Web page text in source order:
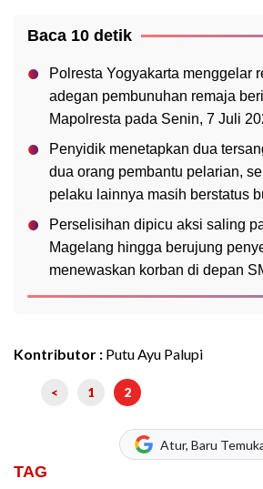
Baca 10 detik
Polresta Yogyakarta menggelar
adegan pembunuhan remaja
Mapolresta pada Senin, 7 Juli
Penyidik menetapkan dua
dua orang pembantu pelarian,
pelaku lainnya masih berstatus
Perselisihan dipicu aksi saling
Magelang hingga berujung
menewaskan korban di depan
Kontributor : Putu Ayu Palupi
< 1 2
Atur, Baru
TAG